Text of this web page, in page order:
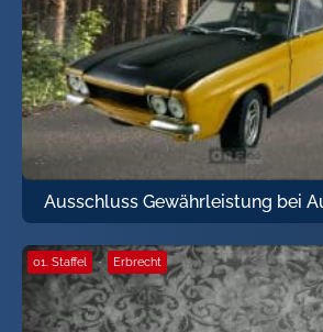
Ausschluss Gewährleistung bei
01. Staffel · Erbrecht